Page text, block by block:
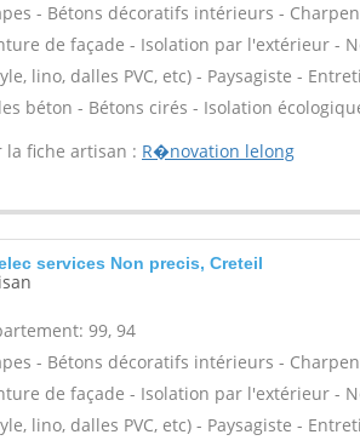
- Bétons décoratifs intérieurs -
de façade - Isolation par l'extérieur -
lino, dalles PVC, etc) - Paysagiste -
béton - Bétons cirés - Isolation
la fiche artisan : R�novation lelong
services Non precis, Creteil
99, 94
- Bétons décoratifs intérieurs -
de façade - Isolation par l'extérieur -
lino, dalles PVC, etc) - Paysagiste -